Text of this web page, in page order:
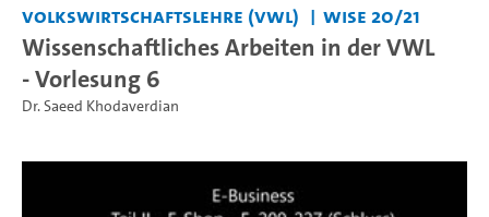
Volkswirtschaftslehre (VWL) WiSe 20/21
Wissenschaftliches Arbeiten in der VWL
- Vorlesung 6
Dr. Saeed Khodaverdian